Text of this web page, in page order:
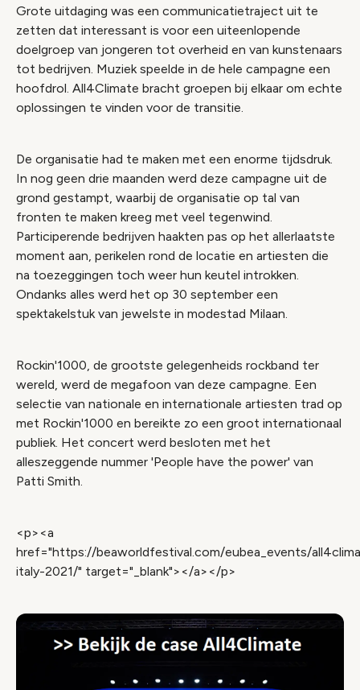
Grote uitdaging was een communicatietraject uit te
zetten dat interessant is voor een uiteenlopende
doelgroep van jongeren tot overheid en van kunstenaars
tot bedrijven. Muziek speelde in de hele campagne een
hoofdrol. All4Climate bracht groepen bij elkaar om echte
oplossingen te vinden voor de transitie.
De organisatie had te maken met een enorme tijdsdruk.
In nog geen drie maanden werd deze campagne uit de
grond gestampt, waarbij de organisatie op tal van
fronten te maken kreeg met veel tegenwind.
Participerende bedrijven haakten pas op het allerlaatste
moment aan, perikelen rond de locatie en artiesten die
na toezeggingen toch weer hun keutel introkken.
Ondanks alles werd het op 30 september een
spektakelstuk van jewelste in modestad Milaan.
Rockin'1000, de grootste gelegenheids rockband ter
wereld, werd de megafoon van deze campagne. Een
selectie van nationale en internationale artiesten trad op
met Rockin'1000 en bereikte zo een groot internationaal
publiek. Het concert werd besloten met het
alleszeggende nummer 'People have the power' van
Patti Smith.
<p><a
href="https://beaworldfestival.com/eubea_events/
italy-2021/" target="_blank"></a></p>